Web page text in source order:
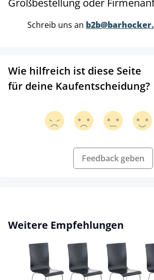
Schreib uns an
Wie hilfreich ist diese Seite
für deine Kaufentscheidung?
Feedback geben
Produktgalerie überspringen
Weitere Empfehlungen